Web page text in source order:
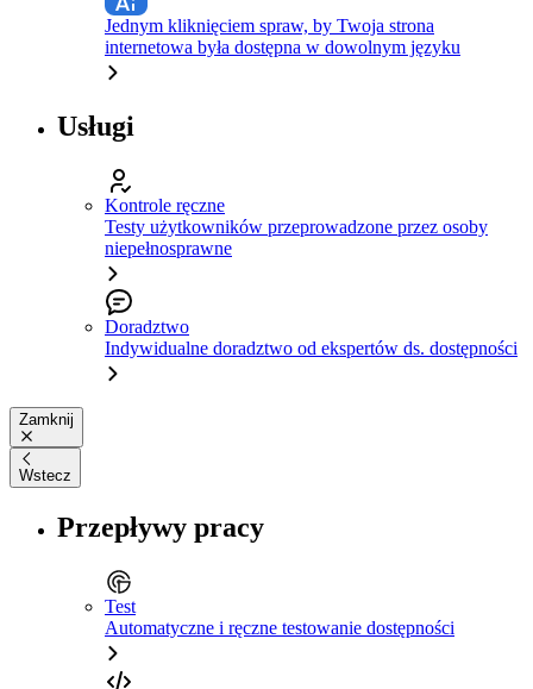
Jednym kliknięciem spraw, by Twoja strona
internetowa była dostępna w dowolnym języku
Usługi
Kontrole ręczne
Testy użytkowników przeprowadzone przez osoby
niepełnosprawne
Doradztwo
Indywidualne doradztwo od ekspertów ds. dostępności
Zamknij
Wstecz
Przepływy pracy
Test
Automatyczne i ręczne testowanie dostępności